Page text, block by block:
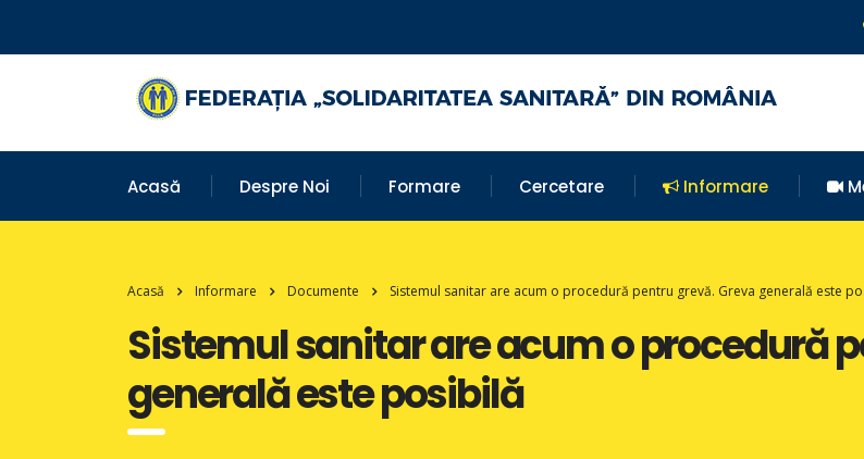
Acasă Despre Noi Formare Cercetare Informare
Acasă Informare Documente Sistemul sanitar are acum o procedură pentru grevă. Greva generală este
Sistemul sanitar are acum o procedură
generală este posibilă